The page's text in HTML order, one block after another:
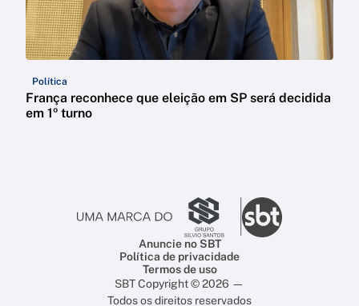
Política
França reconhece que eleição em SP será decidida
em 1º turno
Anuncie no SBT
Política de privacidade
Termos de uso
SBT Copyright © 2026 —
Todos os direitos reservados